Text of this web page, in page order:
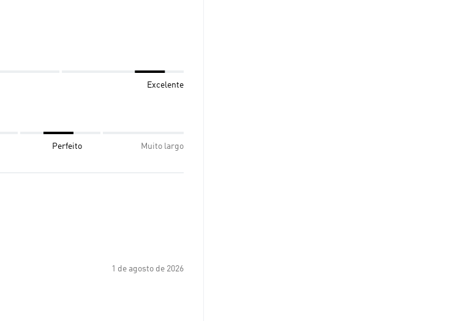
Excelente
Perfeito Muito largo
1 de agosto de 2026